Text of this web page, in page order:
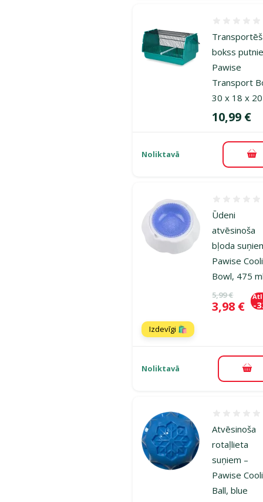
bokss
Pawise
Transport
30 x 18 x
Cena
10,99 €
Noliktavā
Ūdeni
atvēsinoša
bļoda
Pawise
Bowl, 475
Oriģinālā
5,99 €
Cena
3,98 € -
Izdevīgi 🛍️
Noliktavā
Atvēsinoša
rotaļlieta
suņiem –
Pawise
Ball, blue